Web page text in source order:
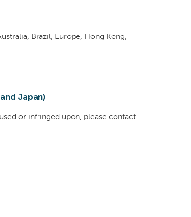
Brazil, Europe, Hong Kong,
Japan)
or infringed upon, please contact